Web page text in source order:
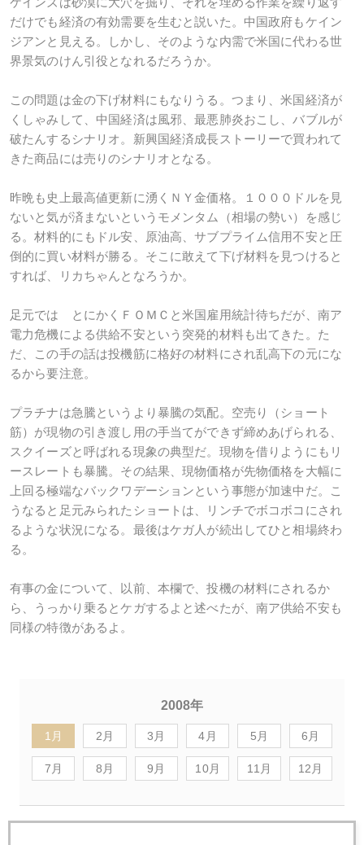
だけでも経済の有効需要を生むと説いた。中国政府もケイン
ジアンと見える。しかし、そのような内需で米国に代わる世
界景気のけん引役となれるだろうか。
この問題は金の下げ材料にもなりうる。つまり、米国経済が
くしゃみして、中国経済は風邪、最悪肺炎おこし、バブルが
破たんするシナリオ。新興国経済成長ストーリーで買われて
きた商品には売りのシナリオとなる。
昨晩も史上最高値更新に湧くＮＹ金価格。１０００ドルを見
ないと気が済まないというモメンタム（相場の勢い）を感じ
る。材料的にもドル安、原油高、サブプライム信用不安と圧
倒的に買い材料が勝る。そこに敢えて下げ材料を見つけると
すれば、リカちゃんとなろうか。
足元では とにかくＦＯＭＣと米国雇用統計待ちだが、南ア
電力危機による供給不安という突発的材料も出てきた。た
だ、この手の話は投機筋に格好の材料にされ乱高下の元にな
るから要注意。
プラチナは急騰というより暴騰の気配。空売り（ショート
筋）が現物の引き渡し用の手当てができず締めあげられる、
スクイーズと呼ばれる現象の典型だ。現物を借りようにもリ
ースレートも暴騰。その結果、現物価格が先物価格を大幅に
上回る極端なバックワデーションという事態が加速中だ。こ
うなると足元みられたショートは、リンチでボコボコにされ
るような状況になる。最後はケガ人が続出してひと相場終わ
る。
有事の金について、以前、本欄で、投機の材料にされるか
ら、うっかり乗るとケガするよと述べたが、南ア供給不安も
同様の特徴があるよ。
2008年
1月 2月 3月 4月 5月 6月
7月 8月 9月 10月 11月 12月